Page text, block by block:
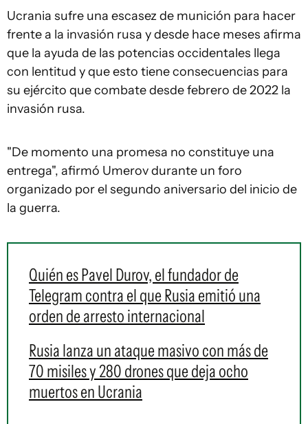
Ucrania sufre una escasez de munición para hacer
frente a la invasión rusa y desde hace meses afirma
que la ayuda de las potencias occidentales llega
con lentitud y que esto tiene consecuencias para
su ejército que combate desde febrero de 2022 la
invasión rusa.
"De momento una promesa no constituye una
entrega", afirmó Umerov durante un foro
organizado por el segundo aniversario del inicio de
la guerra.
Quién es Pavel Durov, el fundador de
Telegram contra el que Rusia emitió una
orden de arresto internacional
Rusia lanza un ataque masivo con más de
70 misiles y 280 drones que deja ocho
muertos en Ucrania